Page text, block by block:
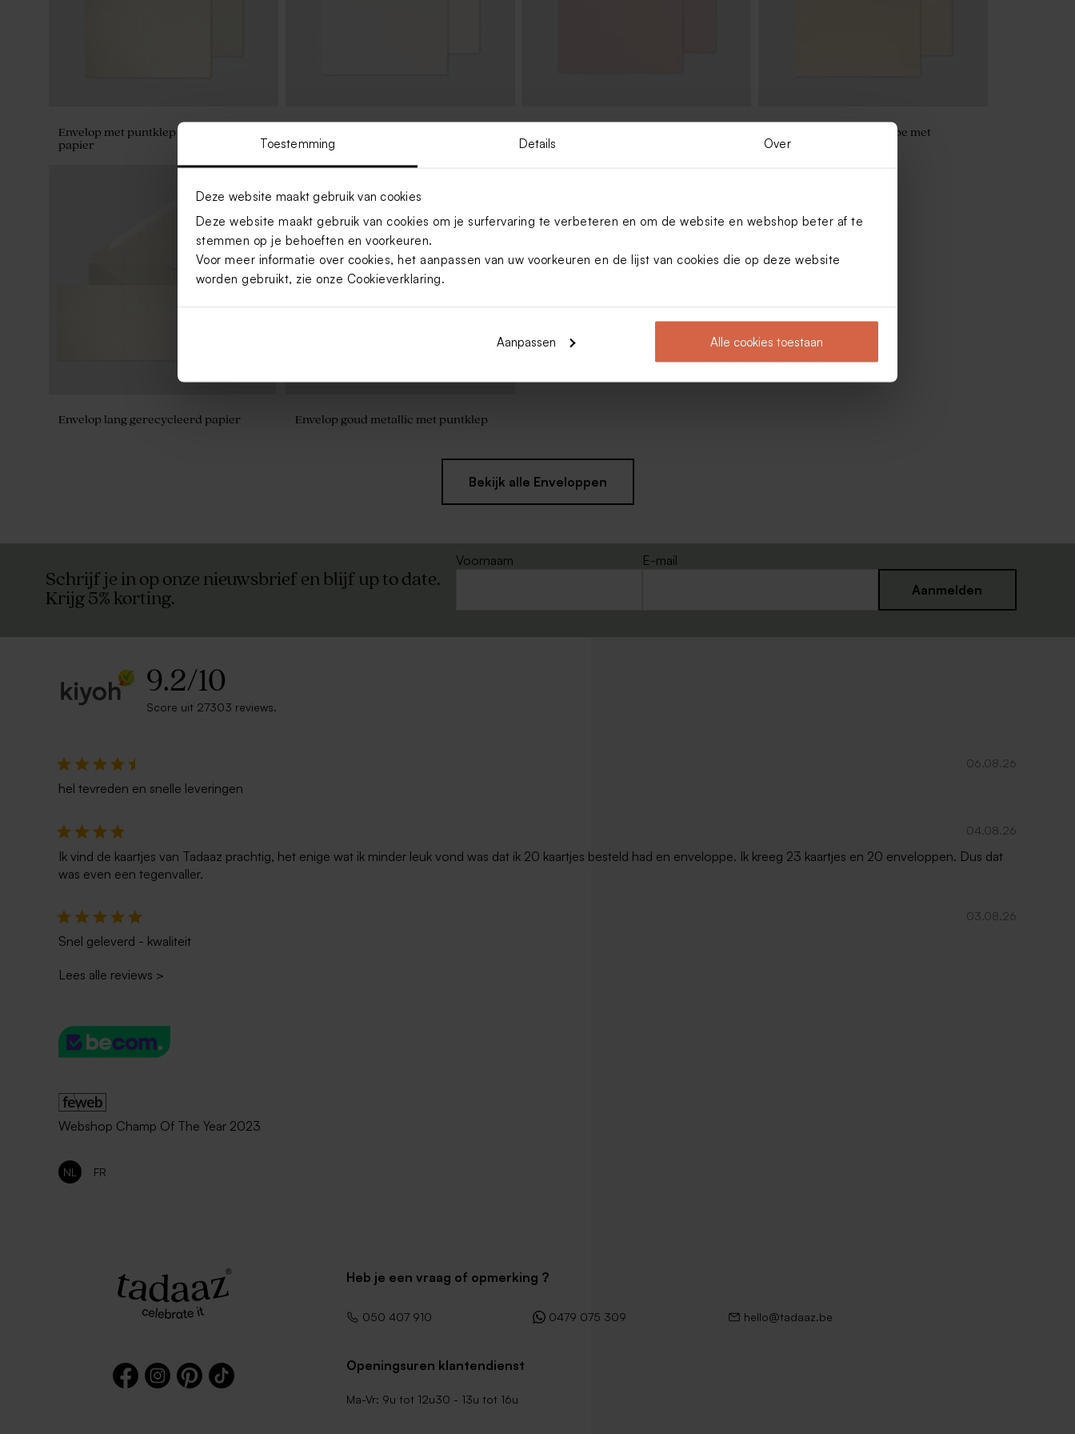
Toestemming Details Over
Deze website maakt gebruik van cookies
Deze website maakt gebruik van cookies om je surfervaring te verbeteren en om de website en webshop beter af te
stemmen op je behoeften en voorkeuren.
Voor meer informatie over cookies, het aanpassen van uw voorkeuren en de lijst van cookies die op deze website
worden gebruikt, zie onze Cookieverklaring.
Aanpassen Alle cookies toestaan
Envelop met puntklep in gerecycleerd
papier
Crèmekleurige enveloppe met
puntklep
Envelop lang gerecycleerd papier Envelop goud metallic met puntklep
Bekijk alle Enveloppen
Schrijf je in op onze nieuwsbrief en blijf up to date.
Krijg 5% korting.
Voornaam
E-mail
Aanmelden
9.2/10
Score uit 27303 reviews.
06.08.26
hel tevreden en snelle leveringen
04.08.26
Ik vind de kaartjes van Tadaaz prachtig, het enige wat ik minder leuk vond was dat ik 20 kaartjes besteld had en enveloppe. Ik kreeg 23 kaartjes en 20 enveloppen. Dus dat
was even een tegenvaller.
03.08.26
Snel geleverd - kwaliteit
Lees alle reviews >
Webshop Champ Of The Year 2023
NL FR
Heb je een vraag of opmerking ?
050 407 910 0479 075 309 hello@tadaaz.be
Openingsuren klantendienst
Ma-Vr: 9u tot 12u30 - 13u tot 16u